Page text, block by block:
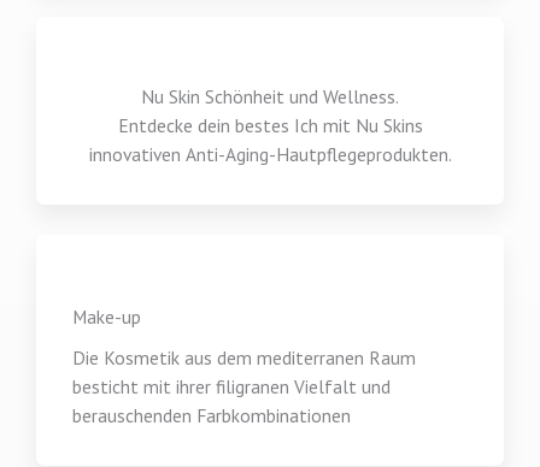
Nu Skin Schönheit und Wellness.
Entdecke dein bestes Ich mit Nu Skins
innovativen Anti-Aging-Hautpflegeprodukten.
Make-up
Die Kosmetik aus dem mediterranen Raum
besticht mit ihrer filigranen Vielfalt und
berauschenden Farbkombinationen